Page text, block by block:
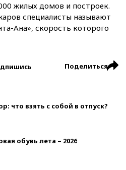
жилых домов и построек.
специалисты называют
Ана», скорость которого
Поделиться
что взять с собой в отпуск?
обувь лета – 2026